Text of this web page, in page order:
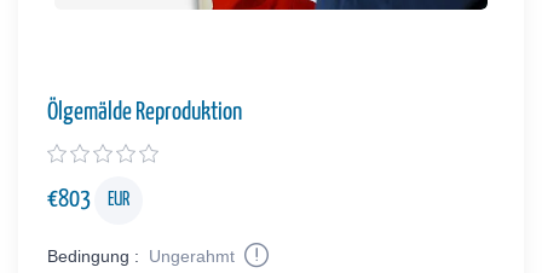
Ölgemälde Reproduktion
€803 EUR
Bedingung :
Ungerahmt